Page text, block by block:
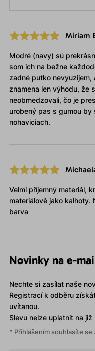
Miriam
Modré (navy) sú
som ich na bežne
zadné putko nevyuzijem,
znamena len výhodu, že
neobmedzovali, čo je
urobený pas s gumou
nohaviciach.
Velmi příjemný materiál,
materiálově jako kalhoty.
barva
Novinky na e-
Nechte si zasílat naše
Registrací k odběru
uvítanou.
Slevu nelze uplatnitna již
* Přihlášením souhlasíte se